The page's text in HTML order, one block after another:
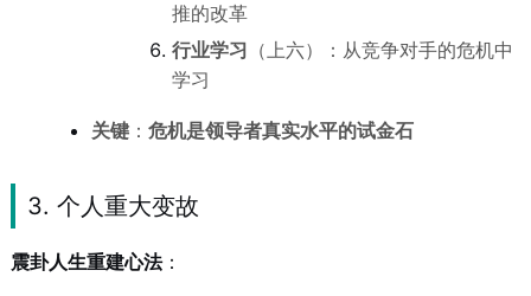
推的改革
行业学习 （上六）：从竞争对手的危机中
学习
关键： 危机是领导者真实水平的试金石
3. 个人重大变故
震卦人生重建心法：